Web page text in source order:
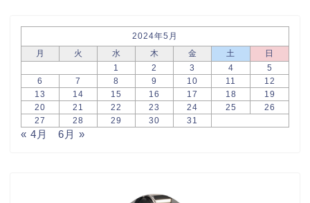
2024年5月
月
火 水 木 金 土
日
1
2 3 4
5
6
7 8 9 10 11
12
13
14 15 16 17 18
19
20
21 22 23 24 25
26
27
28 29 30 31
« 4月 6月 »